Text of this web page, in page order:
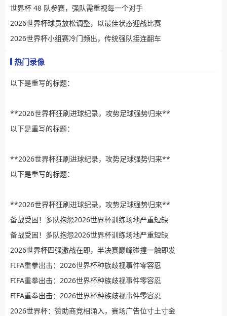
世界杯 48 队参赛，强队需重视每一个对手
2026世界杯球员放松调整，以最佳状态迎战比赛
2026世界杯小组赛冷门频出，传统强队接连翻车
热门录像
以下是重写的标题：
**2026世界杯狂刷进球纪录，攻势足球强势归来**
以下是重写的标题：
**2026世界杯狂刷进球纪录，攻势足球强势归来**
以下是重写的标题：
**2026世界杯狂刷进球纪录，攻势足球强势归来**
备战受困！多队抱怨2026世界杯训练场地严重短缺
备战受困！多队抱怨2026世界杯训练场地严重短缺
2026世界杯四强激战在即，半决赛巅峰碰撞一触即发
FIFA重拳出击：2026世界杯种族歧视事件零容忍
FIFA重拳出击：2026世界杯种族歧视事件零容忍
FIFA重拳出击：2026世界杯种族歧视事件零容忍
2026世界杯：赞助商竞相涌入，赛场广告位寸土寸金